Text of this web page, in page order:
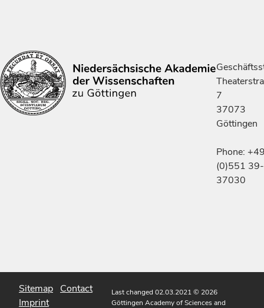
7
37073
Göttingen
Phone:
(0)551 39-
37030
Sitemap Contact
Imprint
Last changed 02.03.2021© 2026
Göttingen Academy of Sciences and